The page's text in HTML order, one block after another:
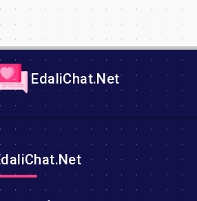
EdaliChat.Net